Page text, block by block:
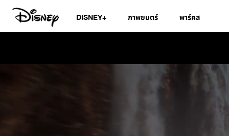
DISNEY+ ภาพยนตร์ พาร์คส